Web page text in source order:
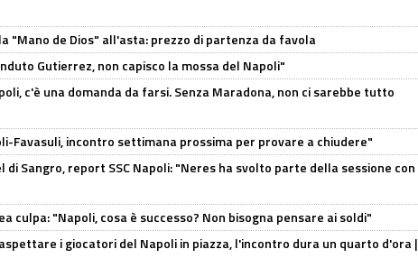
"Mano de Dios" all'asta: prezzo di partenza da favola
Gutierrez, non capisco la mossa del Napoli"
c'è una domanda da farsi. Senza Maradona, non ci sarebbe tutto
Favasuli, incontro settimana prossima per provare a chiudere"
di Sangro, report SSC Napoli: "Neres ha svolto parte della sessione con
culpa: "Napoli, cosa è successo? Non bisogna pensare ai soldi"
i giocatori del Napoli in piazza, l'incontro dura un quarto d'ora |